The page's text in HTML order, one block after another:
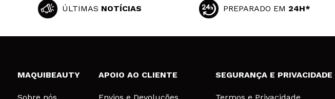
ÚLTIMAS NOTÍCIAS PREPARADO EM 24H*
MAQUIBEAUTY APOIO AO CLIENTE SEGURANÇA E PRIVACIDADE